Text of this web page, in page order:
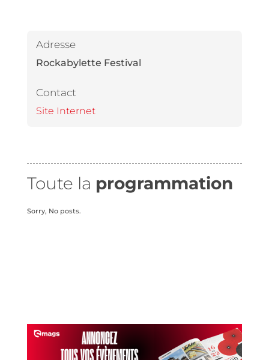
Adresse
Rockabylette Festival
Contact
Site Internet
Toute la programmation
Sorry, No posts.